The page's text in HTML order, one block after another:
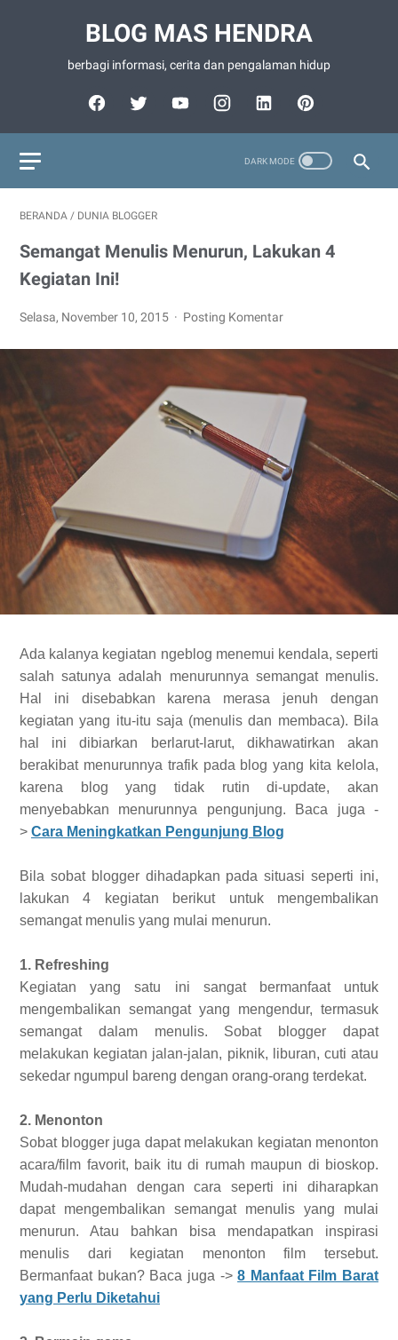
BLOG MAS HENDRA
berbagi informasi, cerita dan pengalaman hidup
BERANDA / DUNIA BLOGGER
Semangat Menulis Menurun, Lakukan 4
Kegiatan Ini!
Selasa, November 10, 2015 Posting Komentar
Ada kalanya kegiatan ngeblog menemui kendala, seperti
salah satunya adalah menurunnya semangat menulis.
Hal ini disebabkan karena merasa jenuh dengan
kegiatan yang itu-itu saja (menulis dan membaca). Bila
hal ini dibiarkan berlarut-larut, dikhawatirkan akan
berakibat menurunnya trafik pada blog yang kita kelola,
karena blog yang tidak rutin di-update, akan
menyebabkan menurunnya pengunjung. Baca juga -
> Cara Meningkatkan Pengunjung Blog
Bila sobat blogger dihadapkan pada situasi seperti ini,
lakukan 4 kegiatan berikut untuk mengembalikan
semangat menulis yang mulai menurun.
1. Refreshing
Kegiatan yang satu ini sangat bermanfaat untuk
mengembalikan semangat yang mengendur, termasuk
semangat dalam menulis. Sobat blogger dapat
melakukan kegiatan jalan-jalan, piknik, liburan, cuti atau
sekedar ngumpul bareng dengan orang-orang terdekat.
2. Menonton
Sobat blogger juga dapat melakukan kegiatan menonton
acara/film favorit, baik itu di rumah maupun di bioskop.
Mudah-mudahan dengan cara seperti ini diharapkan
dapat mengembalikan semangat menulis yang mulai
menurun. Atau bahkan bisa mendapatkan inspirasi
menulis dari kegiatan menonton film tersebut.
Bermanfaat bukan? Baca juga ->8 Manfaat Film Barat
yang Perlu Diketahui